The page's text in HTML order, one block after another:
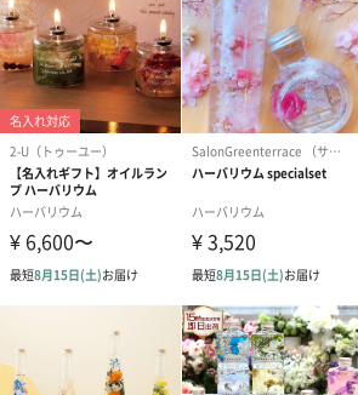
配送用のダンボールを装飾いたします。お
送りする際に人気のオプションです。お相
合は、紙袋との併用もおすすめです。
ダンボール装飾（ひま
わり）（720円）
ダンボール装飾（
ーリップ）（720